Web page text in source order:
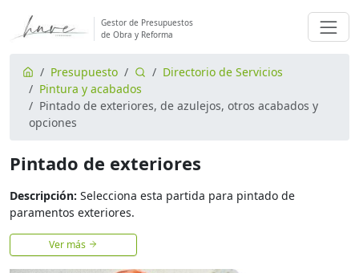
Gestor de Presupuestos
de Obra y Reforma
Presupuesto
Directorio de Servicios
Pintura y acabados
Pintado de exteriores, de azulejos, otros acabados y
opciones
Pintado de exteriores
Descripción: Selecciona esta partida para pintado de
paramentos exteriores.
Ver más